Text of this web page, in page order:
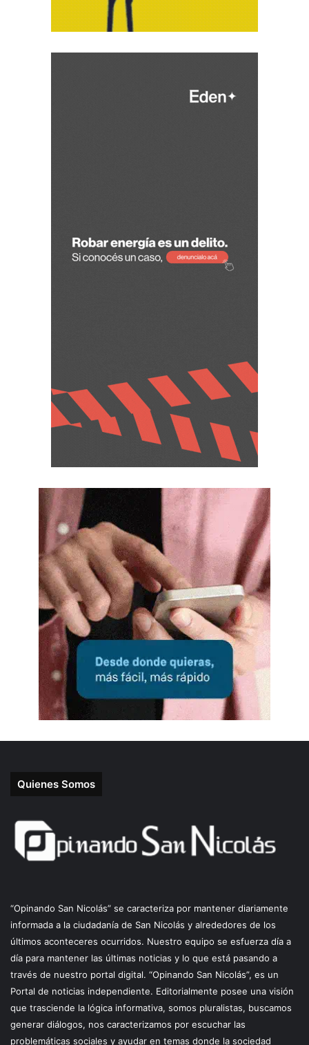
Quienes Somos
“Opinando San Nicolás” se caracteriza por mantener diariamente
informada a la ciudadanía de San Nicolás y alrededores de los
últimos aconteceres ocurridos. Nuestro equipo se esfuerza día a
día para mantener las últimas noticias y lo que está pasando a
través de nuestro portal digital. “Opinando San Nicolás”, es un
Portal de noticias independiente. Editorialmente posee una visión
que trasciende la lógica informativa, somos pluralistas, buscamos
generar diálogos, nos caracterizamos por escuchar las
problemáticas sociales y ayudar en temas donde la sociedad